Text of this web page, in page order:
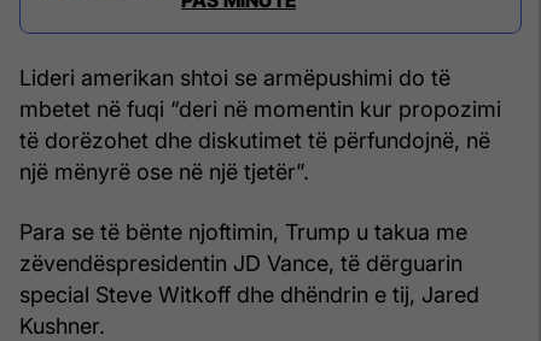
Lideri amerikan shtoi se armëpushimi do të
mbetet në fuqi “deri në momentin kur propozimi
të dorëzohet dhe diskutimet të përfundojnë, në
një mënyrë ose në një tjetër”.
Para se të bënte njoftimin, Trump u takua me
zëvendëspresidentin JD Vance, të dërguarin
special Steve Witkoff dhe dhëndrin e tij, Jared
Kushner.